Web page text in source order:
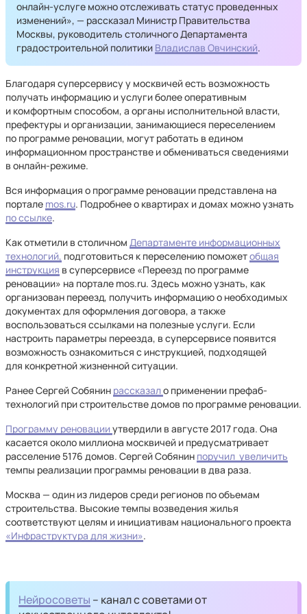
онлайн-услуге можно отслеживать статус проведенных
изменений», — рассказал Министр Правительства
Москвы, руководитель столичного Департамента
градостроительной политики Владислав Овчинский.
Благодаря суперсервису у москвичей есть возможность
получать информацию и услуги более оперативным
и комфортным способом, а органы исполнительной власти,
префектуры и организации, занимающиеся переселением
по программе реновации, могут работать в едином
информационном пространстве и обмениваться сведениями
в онлайн-режиме.
Вся информация о программе реновации представлена на
портале mos.ru. Подробнее о квартирах и домах можно узнать
по ссылке.
Как отметили в столичном Департаменте информационных
технологий, подготовиться к переселению поможетобщая
инструкция в суперсервисе «Переезд по программе
реновации» на портале mos.ru. Здесь можно узнать, как
организован переезд, получить информацию о необходимых
документах для оформления договора, а также
воспользоваться ссылками на полезные услуги. Если
настроить параметры переезда, в суперсервисе появится
возможность ознакомиться с инструкцией, подходящей
для конкретной жизненной ситуации.
Ранее Сергей Собянин рассказало применении префаб-
технологий при строительстве домов по программе реновации.
Программу реновации утвердили в августе 2017 года. Она
касается около миллиона москвичей и предусматривает
расселение 5176 домов. Сергей Собянин поручил увеличить
темпы реализации программы реновации в два раза.
Москва — один из лидеров среди регионов по объемам
строительства. Высокие темпы возведения жилья
соответствуют целям и инициативам национального проекта
«Инфраструктура для жизни».
Нейросоветы – канал с советами от